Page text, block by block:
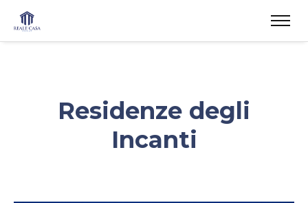
Residenze degli
Incanti